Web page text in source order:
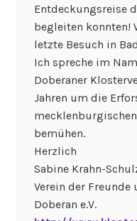
Entdeckungsreise
begleiten konnten!
letzte Besuch in
Ich spreche im
Doberaner
Jahren um die
bemühen.
Herzlich
Sabine Krahn-
Verein der Freunde
Doberan e.V.